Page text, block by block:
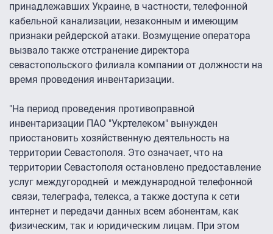
принадлежавших Украине, в частности, телефонной
кабельной канализации, незаконным и имеющим
признаки рейдерской атаки. Возмущение оператора
вызвало также отстранение директора
севастопольского филиала компании от должности на
время проведения инвентаризации.
"На период проведения противоправной
инвентаризации ПАО "Укртелеком" вынужден
приостановить хозяйственную деятельность на
территории Севастополя. Это означает, что на
территории Севастополя остановлено предоставление
услуг междугородней и международной телефонной
связи, телеграфа, телекса, а также доступа к сети
интернет и передачи данных всем абонентам, как
физическим, так и юридическим лицам. При этом